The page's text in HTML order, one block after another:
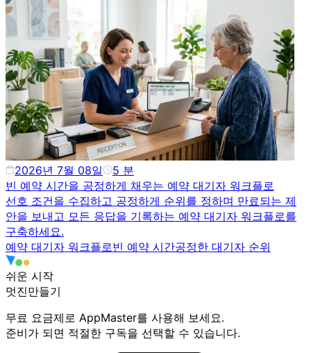
2026년 7월 08일 5 분
빈 예약 시간을 공정하게 채우는 예약 대기자 워크플로
선호 조건을 수집하고 공정하게 순위를 정하며 만료되는 제
안을 보내고 모든 응답을 기록하는 예약 대기자 워크플로를
구축하세요.
예약 대기자 워크플로빈 예약 시간공정한 대기자 순위
쉬운 시작
멋진만들기
무료 요금제로 AppMaster를 사용해 보세요.
준비가 되면 적절한 구독을 선택할 수 있습니다.